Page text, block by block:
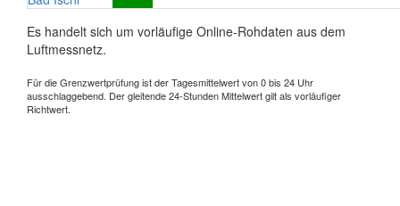
Es handelt sich um vorläufige Online-Rohdaten aus dem
Luftmessnetz.
Für die Grenzwertprüfung ist der Tagesmittelwert von 0 bis 24 Uhr
ausschlaggebend. Der gleitende 24-Stunden Mittelwert gilt als vorläufiger
Richtwert.